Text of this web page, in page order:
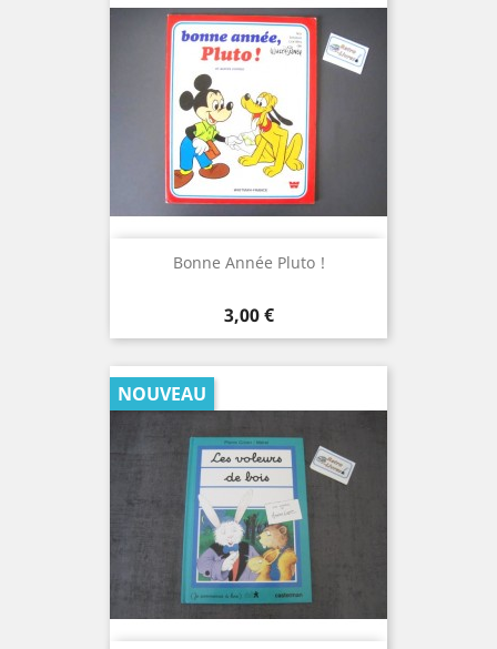
Bonne Année Pluto !
Prix
3,00 €
NOUVEAU